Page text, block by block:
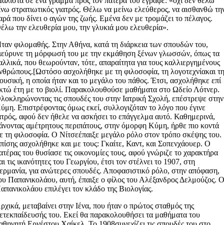
στρατιωτικός γιατρός. Θέλω να μείνω ελεύθερος, να αισθανθώ
που δίνει ο αγών της ζωής. Εμένα δεν με τρομάζει το πέλαγος.
την ελευθερία μου, την γλυκιά μου ελευθερία».
φιλομαθής. Στην Αθήνα, κατά τη διάρκεια των σπουδών του,
τη μόρφωσή του με την εκμάθηση ξένων γλωσσών, όπως τα
που θεωρούνταν, τότε, απαραίτητα για τους καλλιεργημένους
ασχολήθηκε με τη φιλοσοφία, τη λογοτεχνίακαι
η οποία ήταν και το μεγάλο του πάθος. Έτσι, ασχολήθηκε επί
έτη με το βιολί. Παρακολουθούσε μαθήματα στο Ωδείο Λότνερ.
τις σπουδές του στην Ιατρική Σχολή, επέστρεψε στην
Επιστρέφοντας όμως εκεί, συλλογιζόταν το λόγο που έγινε
αφού δεν ήθελε να ασκήσει το επάγγελμα αυτό. Καθημερινά,
αμέτρητους περιπάτους, στην όμορφη Κύμη, ήρθε πιο κοντά
τη φιλοσοφία. Ο Νίτσεέπαιξε μεγάλο ρόλο στον τρόπο σκέψης του.
ασχολήθηκε και με τους: Γκαίτε, Καντ, και Σοπενχάουερ. Ο
του θυσίασε τις οικονομίες τους, αφού γνώριζε το χαρακτήρα
τις ικανότητες του Γεωργίου, έτσι τον στέλνει το 1907, στη
για ανώτερες σπουδές. Αποφασιστικό ρόλο, στην απόφαση,
Παπανικολάου, αυτή, έπαιξε ο φίλος του Αλέξανδρος Δελμούζος.
επιλέγει τον κλάδο της Βιολογίας.
μεταβαίνει στην Ιένα, που ήταν ο πρώτος σταθμός της
του. Εκεί θα παρακολουθήσει τα μαθήματα του